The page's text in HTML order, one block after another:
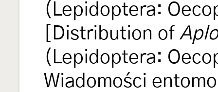
(Lepidoptera:
[Distribution of
(Lepidoptera:
Wiadomości